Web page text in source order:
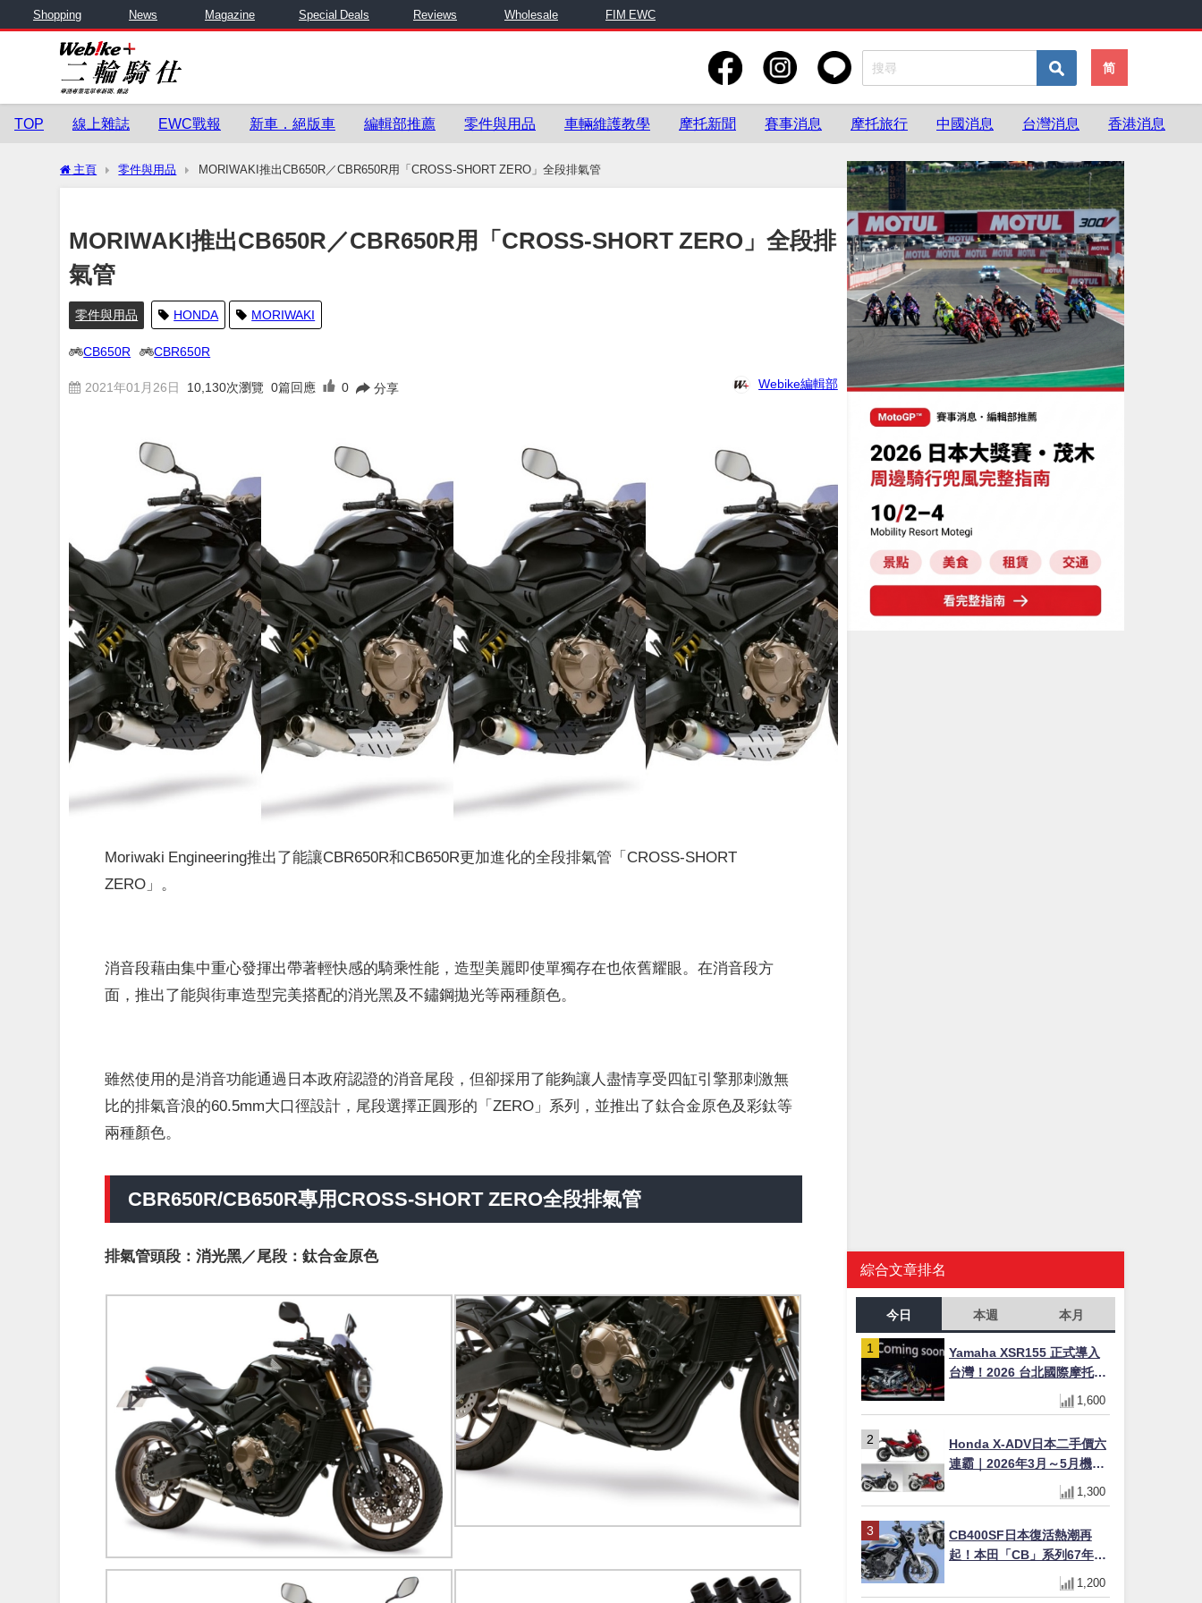
Shopping News Magazine Special Deals Reviews Wholesale FIM EWC
简
TOP 線上雜誌 EWC戰報 新車．絕版車 編輯部推薦 零件與用品 車輛維護教學 摩托新聞 賽事消息 摩托旅行 中國消息 台灣消息 香港消息
主頁 零件與用品 MORIWAKI推出CB650R／CBR650R用「CROSS-SHORT ZERO」全段排氣管
MORIWAKI推出CB650R／CBR650R用「CROSS-SHORT ZERO」全段排
氣管
零件與用品 HONDA MORIWAKI
CB650R CBR650R
2021年01月26日 10,130次瀏覽 0篇回應 0 分享 Webike編輯部
Moriwaki Engineering推出了能讓CBR650R和CB650R更加進化的全段排氣管「CROSS-SHORT
ZERO」。
消音段藉由集中重心發揮出帶著輕快感的騎乘性能，造型美麗即使單獨存在也依舊耀眼。在消音段方
面，推出了能與街車造型完美搭配的消光黑及不鏽鋼拋光等兩種顏色。
雖然使用的是消音功能通過日本政府認證的消音尾段，但卻採用了能夠讓人盡情享受四缸引擎那刺激無
比的排氣音浪的60.5mm大口徑設計，尾段選擇正圓形的「ZERO」系列，並推出了鈦合金原色及彩鈦等
兩種顏色。
CBR650R/CB650R專用CROSS-SHORT ZERO全段排氣管
排氣管頭段：消光黑／尾段：鈦合金原色
綜合文章排名
今日 本週 本月
Yamaha XSR155 正式導入
台灣！2026 台北國際摩托車
展亮相，70 週年紀念版
YZF-R 系列限量追加販售
1,600
Honda X-ADV日本二手價六
連霸｜2026年3月～5月機車
轉售排行榜 CBR1000RR-R
FIREBLADE SP首度躋身前
1,300
CB400SF日本復活熱潮再
起！本田「CB」系列67年傳
奇解密 與CBR差異一次搞懂
1,200